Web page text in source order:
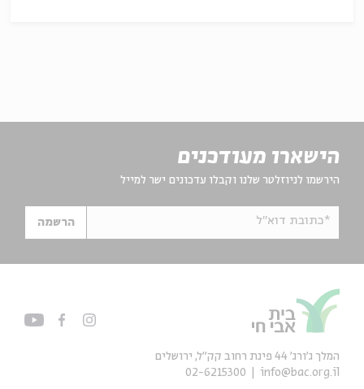
הישארו מעודכנים
הירשמו לניוזלטר שלנו וקבלו עדכונים ישר למייל
*כתובת דוא"ל הרשמה
המלך ג'ורג' 44 פינת רחוב קק״ל, ירושלים
info@bac.org.il
02-6215300